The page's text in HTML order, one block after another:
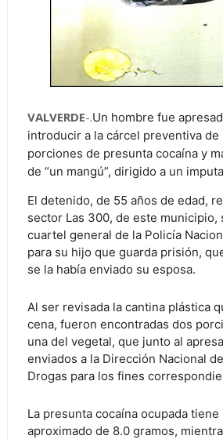
VALVERDE-.Un hombre fue
introducir a la cárcel preventiva de
porciones de presunta cocaína y
de “un mangú”, dirigido a un
El detenido, de 55 años de edad,
sector Las 300, de este municipio,
cuartel general de la Policía
para su hijo que guarda prisión,
se la había enviado su esposa.
Al ser revisada la cantina plástica
cena, fueron encontradas dos
una del vegetal, que junto al
enviados a la Dirección Nacional
Drogas para los fines
La presunta cocaína ocupada tiene
aproximado de 8.0 gramos,